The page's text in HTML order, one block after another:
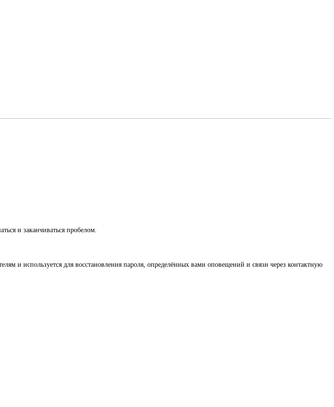
и заканчиваться пробелом.
и используется для восстановления пароля, определённых вами оповещений и связи через контактную